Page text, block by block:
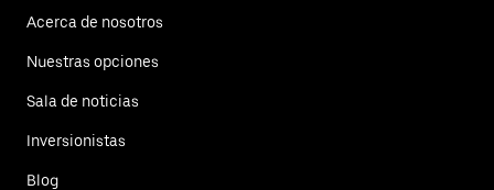
Acerca de nosotros
Nuestras opciones
Sala de noticias
Inversionistas
Blog